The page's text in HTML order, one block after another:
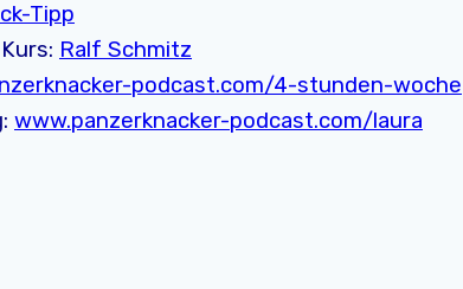
Tipp
Ralf Schmitz
podcast.com/4-stunden-woche
www.panzerknacker-podcast.com/laura